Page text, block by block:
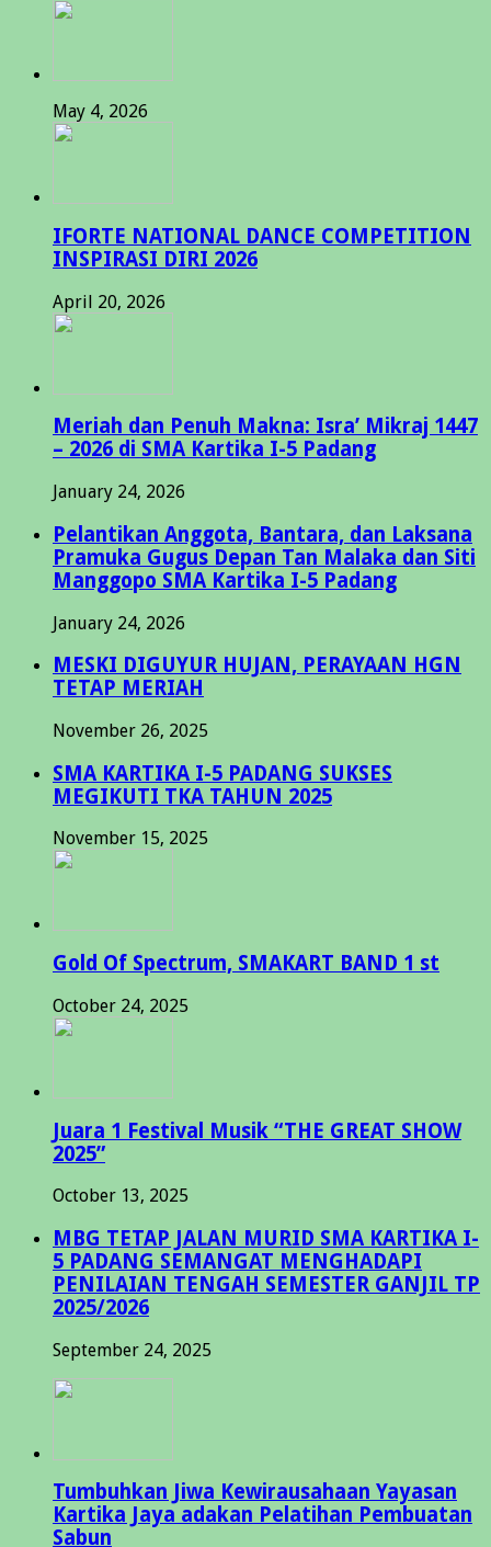
May 4, 2026
IFORTE NATIONAL DANCE COMPETITION
INSPIRASI DIRI 2026
April 20, 2026
Meriah dan Penuh Makna: Isra’ Mikraj 1447
– 2026 di SMA Kartika I-5 Padang
January 24, 2026
Pelantikan Anggota, Bantara, dan Laksana
Pramuka Gugus Depan Tan Malaka dan Siti
Manggopo SMA Kartika I-5 Padang
January 24, 2026
MESKI DIGUYUR HUJAN, PERAYAAN HGN
TETAP MERIAH
November 26, 2025
SMA KARTIKA I-5 PADANG SUKSES
MEGIKUTI TKA TAHUN 2025
November 15, 2025
Gold Of Spectrum, SMAKART BAND 1 st
October 24, 2025
Juara 1 Festival Musik “THE GREAT SHOW
2025”
October 13, 2025
MBG TETAP JALAN MURID SMA KARTIKA I-
5 PADANG SEMANGAT MENGHADAPI
PENILAIAN TENGAH SEMESTER GANJIL TP
2025/2026
September 24, 2025
Tumbuhkan Jiwa Kewirausahaan Yayasan
Kartika Jaya adakan Pelatihan Pembuatan
Sabun